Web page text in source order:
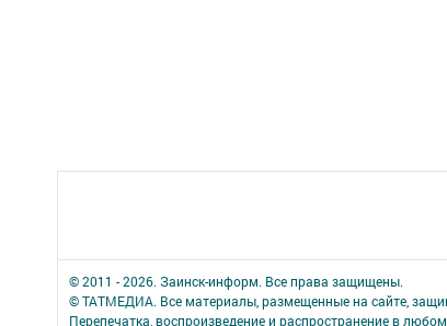
© 2011 - 2026. Заинск-информ. Все права защищены.
© ТАТМЕДИА. Все материалы, размещенные на сайте,
Перепечатка, воспроизведение и распространение в